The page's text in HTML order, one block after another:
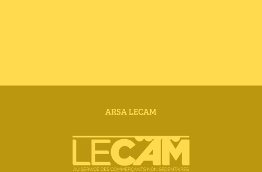
ARSA LECAM